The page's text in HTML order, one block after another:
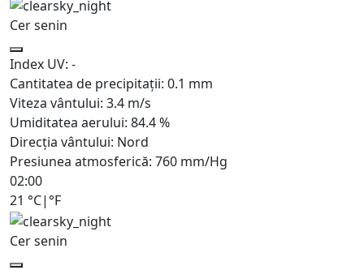
Cer senin
Index UV: -
Cantitatea de precipitații: 0.1 mm
Viteza vântului: 3.4 m/s
Umiditatea aerului: 84.4%
Direcția vântului: Nord
Presiunea atmosferică: 760 mm/Hg
02:00
21 °C| °F
Cer senin